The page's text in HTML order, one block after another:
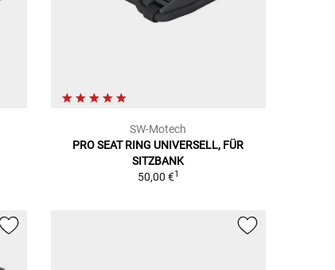
SW-Motech
PRO SEAT RING UNIVERSELL, FÜR
SITZBANK
50,00 €1